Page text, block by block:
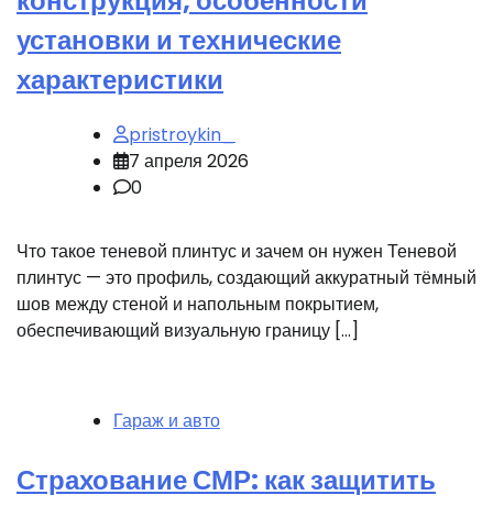
установки и технические
характеристики
pristroykin_
7 апреля 2026
0
Что такое теневой плинтус и зачем он нужен Теневой
плинтус — это профиль, создающий аккуратный тёмный
шов между стеной и напольным покрытием,
обеспечивающий визуальную границу […]
Гараж и авто
Страхование СМР: как защитить